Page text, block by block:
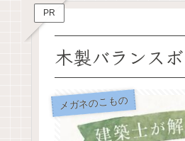
PR
木製バランス
メガネのこもの